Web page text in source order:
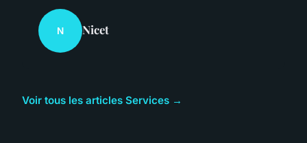
N Nicet
Voir tous les articles Services →